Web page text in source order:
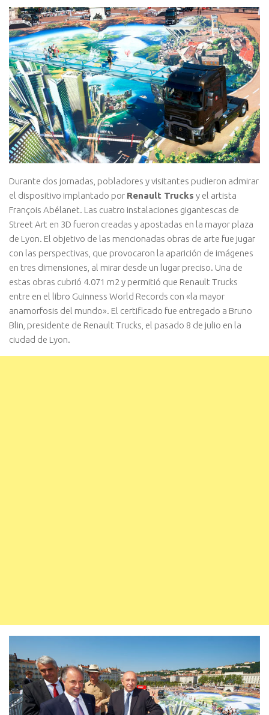
Durante dos jornadas, pobladores y visitantes pudieron admirar
el dispositivo implantado por Renault Trucks y el artista
François Abélanet. Las cuatro instalaciones gigantescas de
Street Art en 3D fueron creadas y apostadas en la mayor plaza
de Lyon. El objetivo de las mencionadas obras de arte fue jugar
con las perspectivas, que provocaron la aparición de imágenes
en tres dimensiones, al mirar desde un lugar preciso. Una de
estas obras cubrió 4.071 m2 y permitió que Renault Trucks
entre en el libro Guinness World Records con «la mayor
anamorfosis del mundo». El certificado fue entregado a Bruno
Blin, presidente de Renault Trucks, el pasado 8 de julio en la
ciudad de Lyon.